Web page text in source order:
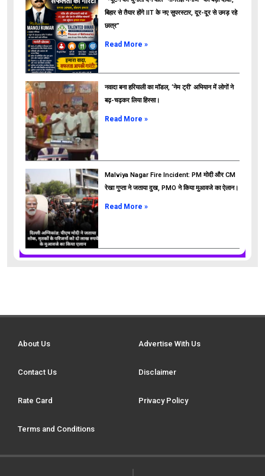
ads
बिहार से तैयार होंगे IIT के नए सुपरस्टार, दूर-दूर से उमड़ रहे
छात्र”
Read More »
नवादा बना हरियाली का मॉडल, ‘नेम ट्री’ अभियान में लोगों ने
बढ़-चढ़कर लिया हिस्सा।
Read More »
Malviya Nagar Fire Incident: PM मोदी और CM
रेखा गुप्ता ने जताया दुख, PMO ने किया मुआवजे का ऐलान।
Read More »
About Us Advertise With Us
Contact Us Disclaimer
Rate Card Privacy Policy
Terms and Conditions